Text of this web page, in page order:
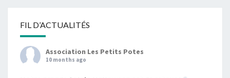
FIL D’ACTUALITÉS
Association Les Petits Potes
10 months ago